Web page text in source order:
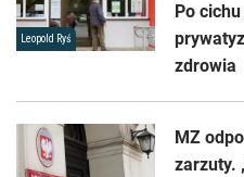
Leopold Ryś
Po
zdrowia
MZ
zarzuty.